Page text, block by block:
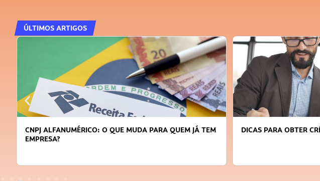
ÚLTIMOS ARTIGOS
PARA QUEM JÁ TEM DICAS PARA OBTER CRÉDITO